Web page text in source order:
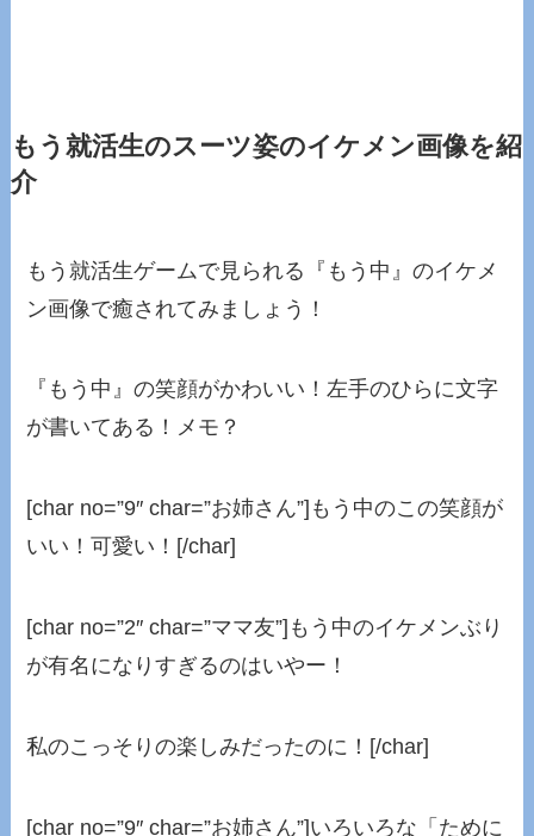
もう就活生のスーツ姿のイケメン画像を紹
介
もう就活生ゲームで見られる『もう中』のイケメ
ン画像で癒されてみましょう！
『もう中』の笑顔がかわいい！左手のひらに文字
が書いてある！メモ？
[char no=”9″ char=”お姉さん”]もう中のこの笑顔が
いい！可愛い！[/char]
[char no=”2″ char=”ママ友”]もう中のイケメンぶり
が有名になりすぎるのはいやー！
私のこっそりの楽しみだったのに！[/char]
[char no=”9″ char=”お姉さん”]いろいろな「ために